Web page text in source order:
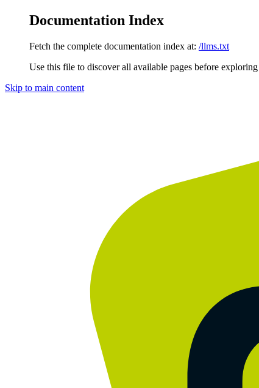
Documentation Index
Fetch the complete documentation index at: /llms.txt
Use this file to discover all available pages before
Skip to main content